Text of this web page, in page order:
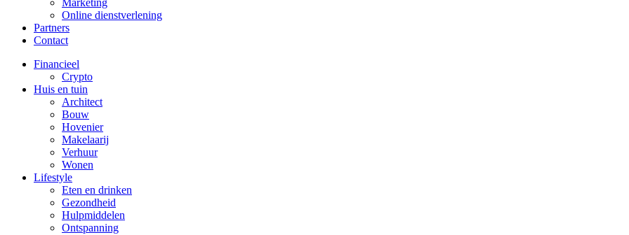
Marketing
Online dienstverlening
Partners
Contact
Financieel
Crypto
Huis en tuin
Architect
Bouw
Hovenier
Makelaarij
Verhuur
Wonen
Lifestyle
Eten en drinken
Gezondheid
Hulpmiddelen
Ontspanning